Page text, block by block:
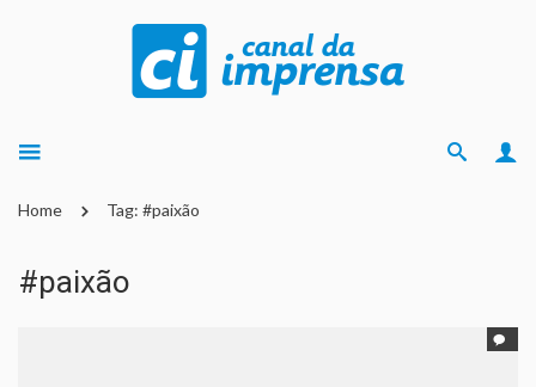
Home Tag: #paixão
#paixão